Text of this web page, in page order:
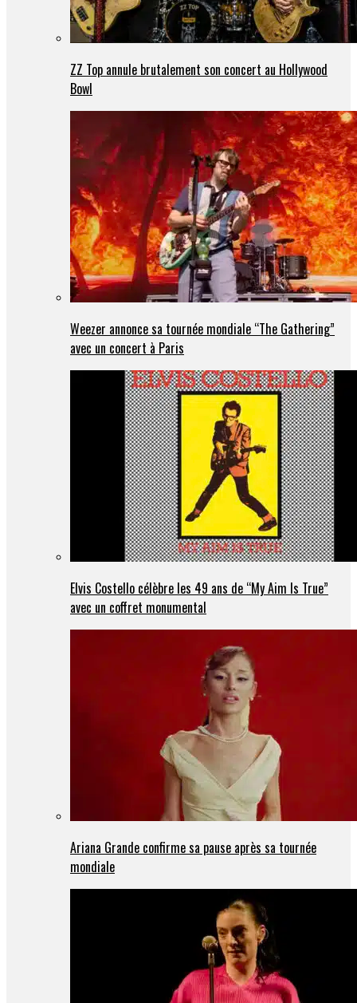
ZZ Top annule brutalement son concert au Hollywood
Bowl
Weezer annonce sa tournée mondiale “The Gathering”
avec un concert à Paris
Elvis Costello célèbre les 49 ans de “My Aim Is True”
avec un coffret monumental
Ariana Grande confirme sa pause après sa tournée
mondiale